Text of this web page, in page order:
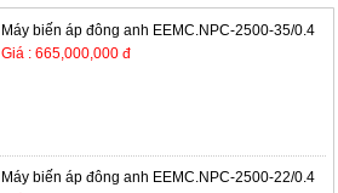
Máy biến áp đông anh EEMC.NPC-2500-35/0.4
Giá : 665,000,000 đ
Máy biến áp đông anh EEMC.NPC-2500-22/0.4